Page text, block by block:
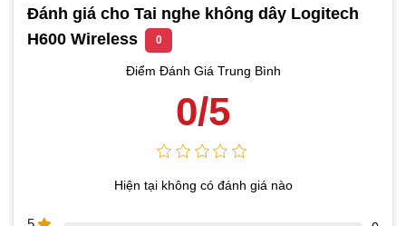
Đánh giá cho Tai nghe không dây Logitech
H600 Wireless
0
Điểm Đánh Giá Trung Bình
0/5
Hiện tại không có đánh giá nào